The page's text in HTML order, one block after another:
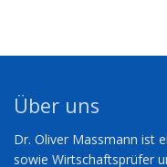
Über uns
Dr. Oliver Massmann ist
sowie Wirtschaftsprüfer